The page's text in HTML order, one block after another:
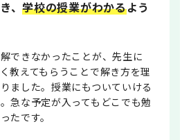
、学校の授業がわかるよう
できなかったことが、先生に
教えてもらうことで解き方を理
ました。授業にもついていける
急な予定が入ってもどこでも勉
たです。